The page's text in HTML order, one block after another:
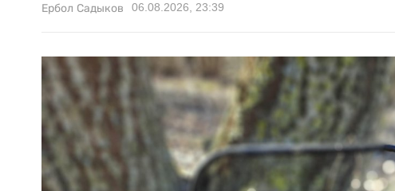
Ербол Садыков 06.08.2026, 23:39